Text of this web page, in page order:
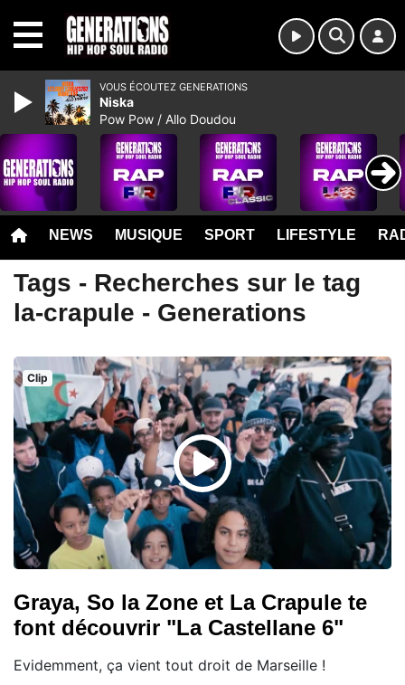
NEWS MUSIQUE SPORT LIFESTYLE
Tags - Recherches sur le tag
la-crapule - Generations
Clip
Graya, So la Zone et La Crapule te
font découvrir "La Castellane 6"
Evidemment, ça vient tout droit de Marseille !
VOUS ÉCOUTEZ GENERATIONS
Niska
Pow Pow / Allo Doudou